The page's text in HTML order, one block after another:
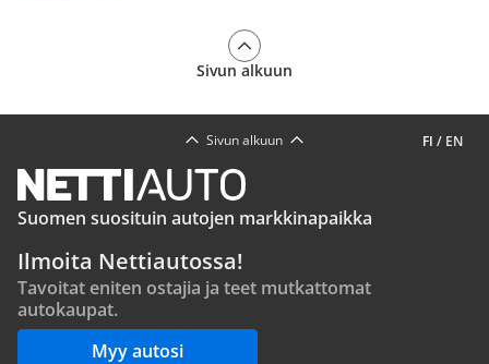
Sivun alkuun
FI / EN
Sivun alkuun
Suomen suosituin autojen markkinapaikka
Ilmoita Nettiautossa!
Tavoitat eniten ostajia ja teet mutkattomat
autokaupat.
Myy autosi